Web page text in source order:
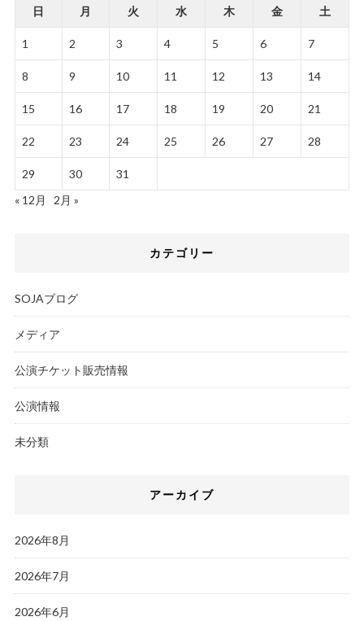
日
月 火 水 木 金 土
1 2 3 4 5 6 7
8 9 10 11 12 13 14
15 16 17 18 19 20 21
22 23 24 25 26 27 28
29 30
31
« 12月
2月 »
カテゴリー
SOJAブログ
メディア
公演チケット販売情報
公演情報
未分類
アーカイブ
2026年8月
2026年7月
2026年6月